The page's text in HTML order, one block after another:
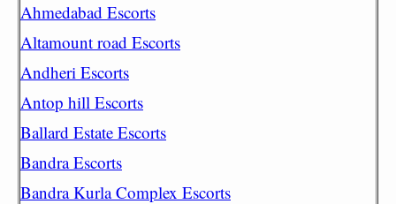
Ahmedabad Escorts
Altamount road Escorts
Andheri Escorts
Antop hill Escorts
Ballard Estate Escorts
Bandra Escorts
Bandra Kurla Complex Escorts